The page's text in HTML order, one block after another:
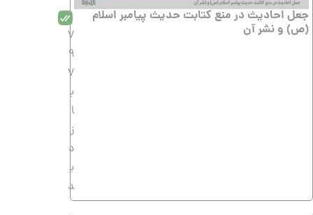
جعل احادیث در منع کتابت حدیث پیامبر اسلام
(ص) و نشر آن
7
9
7
ب
ا
ز
د
ی
د